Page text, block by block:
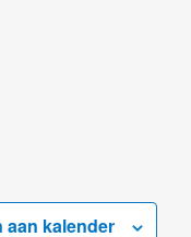
aan kalender